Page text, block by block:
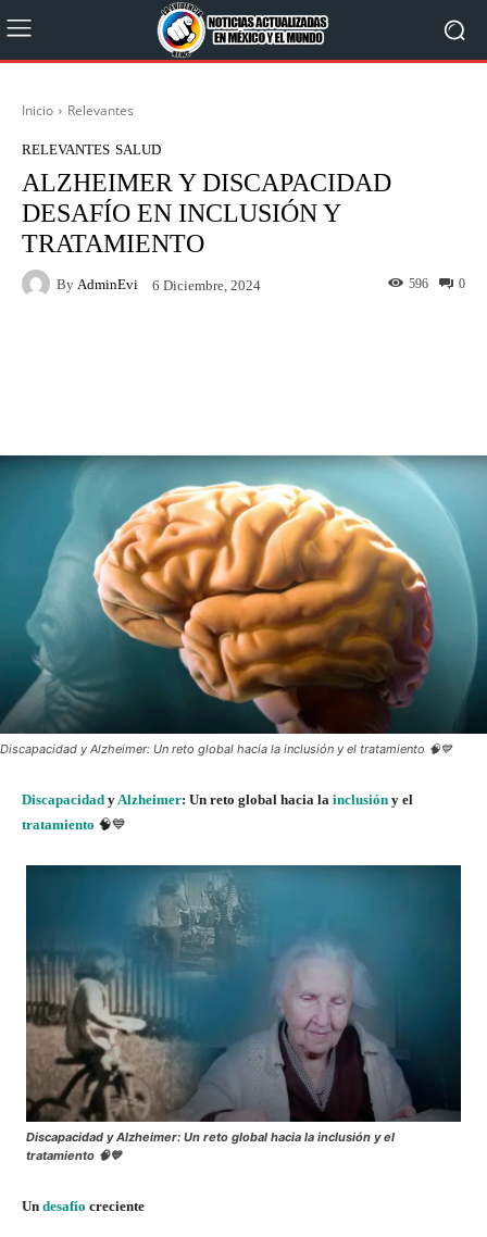
Inicio Relevantes
RELEVANTES SALUD
ALZHEIMER Y DISCAPACIDAD
DESAFÍO EN INCLUSIÓN Y
TRATAMIENTO
By AdminEvi 6 Diciembre, 2024 0
596
Discapacidad y Alzheimer: Un reto global hacia la inclusión y el tratamiento 🧠💙
Discapacidad yAlzheimer: Un reto global hacia la inclusión y el
tratamiento 🧠💙
Discapacidad y Alzheimer: Un reto global hacia la inclusión y el
tratamiento 🧠💙
Un desafío creciente